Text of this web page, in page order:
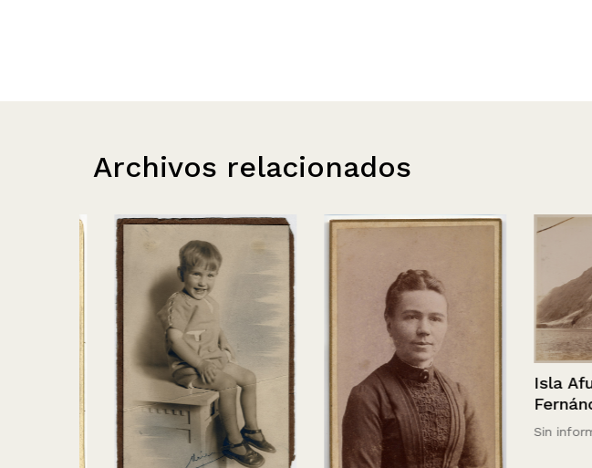
Archivos relacionados
Isla
Fernández
Sin